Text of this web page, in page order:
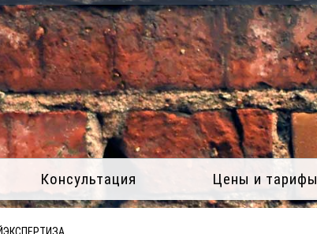
Консультация Цены и тарифы